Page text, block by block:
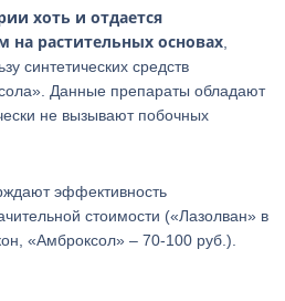
хоть и отдается
на растительных основах
синтетических средств
Данные препараты обладают
не вызывают побочных
эффективность
стоимости («Лазолван» в
«Амброксол» – 70-100 руб.).